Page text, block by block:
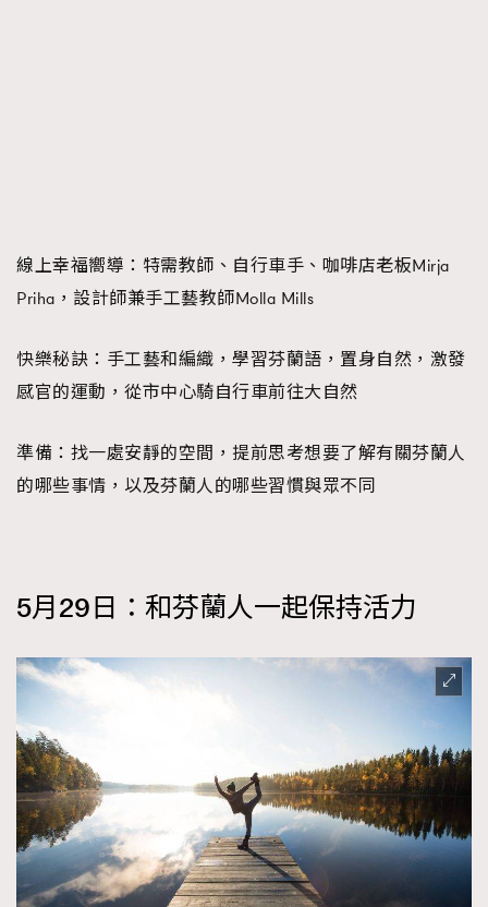
TRENDING
AFrenchMind
DressLikeAParisienne
線上幸福嚮導： 特需教師、自行車手、咖啡店老板Mirja
Priha，設計師兼手工藝教師Molla Mills
快樂秘訣： 手工藝和編織，學習芬蘭語，置身自然，激發
感官的運動，從市中心騎自行車前往大自然
準備： 找一處安靜的空間，提前思考想要了解有關芬蘭人
的哪些事情，以及芬蘭人的哪些習慣與眾不同
5月29日：和芬蘭人一起保持活力